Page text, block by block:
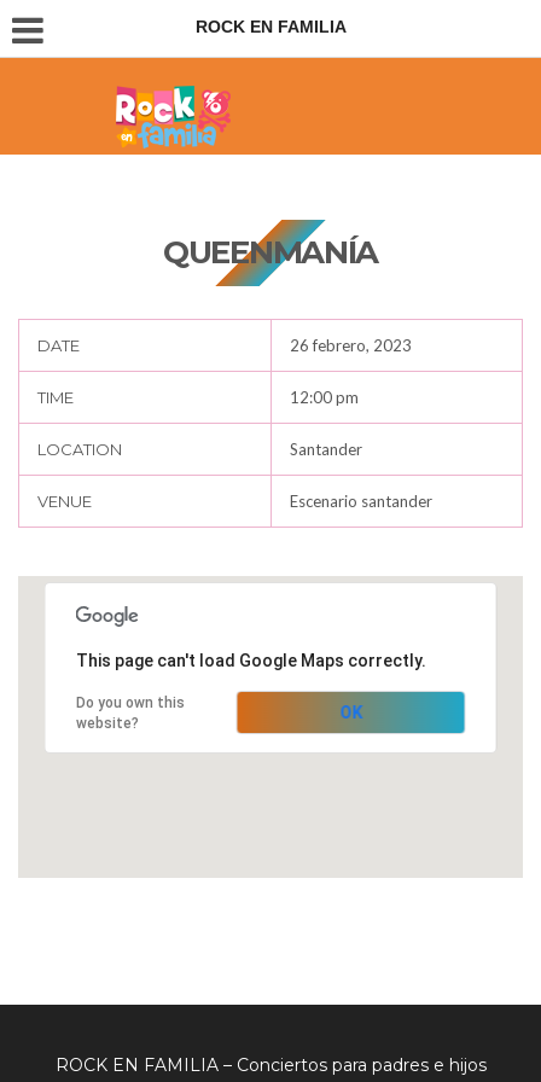
ROCK EN FAMILIA
Conciertos para padres e hijos
QUEENMANÍA
DATE 26 febrero, 2023
TIME 12:00 pm
LOCATION Santander
VENUE Escenario santander
This page can't load Google Maps correctly.
Do you own this
website?
OK
ROCK EN FAMILIA – Conciertos para padres e hijos